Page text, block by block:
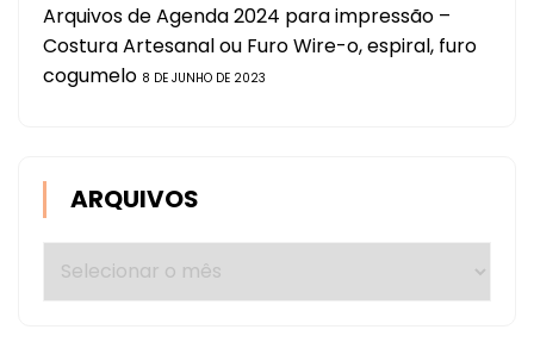
Arquivos de Agenda 2024 para impressão –
Costura Artesanal ou Furo Wire-o, espiral, furo
cogumelo 8 DE JUNHO DE 2023
ARQUIVOS
Arquivos